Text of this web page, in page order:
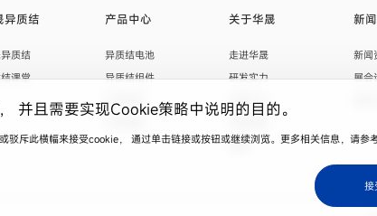
异质结
质结
课堂
产品中心
异质结电池
异质结组件
应用场景
关于华晟
走进华晟
研发实力
华晟ESG
视频
新
新闻
展会
并且需要实现Cookie策略中说明的目的。
斥此横幅来接受cookie， 通过单击链接或按钮或继续浏览。更多相关信息，请参
接